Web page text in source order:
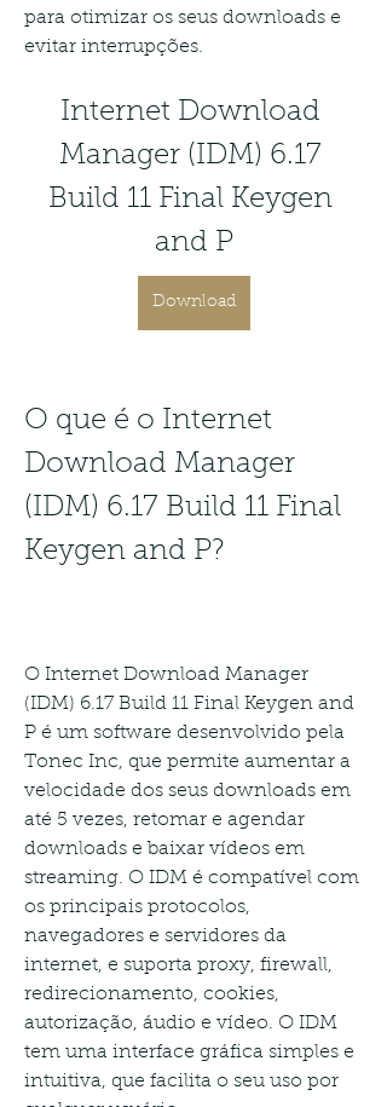
para otimizar os seus downloads e
evitar interrupções.
Internet Download
Manager (IDM) 6.17
Build 11 Final Keygen
and P
Download
O que é o Internet
Download Manager
(IDM) 6.17 Build 11 Final
Keygen and P?
O Internet Download Manager
(IDM) 6.17 Build 11 Final Keygen and
P é um software desenvolvido pela
Tonec Inc, que permite aumentar a
velocidade dos seus downloads em
até 5 vezes, retomar e agendar
downloads e baixar vídeos em
streaming. O IDM é compatível com
os principais protocolos,
navegadores e servidores da
internet, e suporta proxy, firewall,
redirecionamento, cookies,
autorização, áudio e vídeo. O IDM
tem uma interface gráfica simples e
intuitiva, que facilita o seu uso por